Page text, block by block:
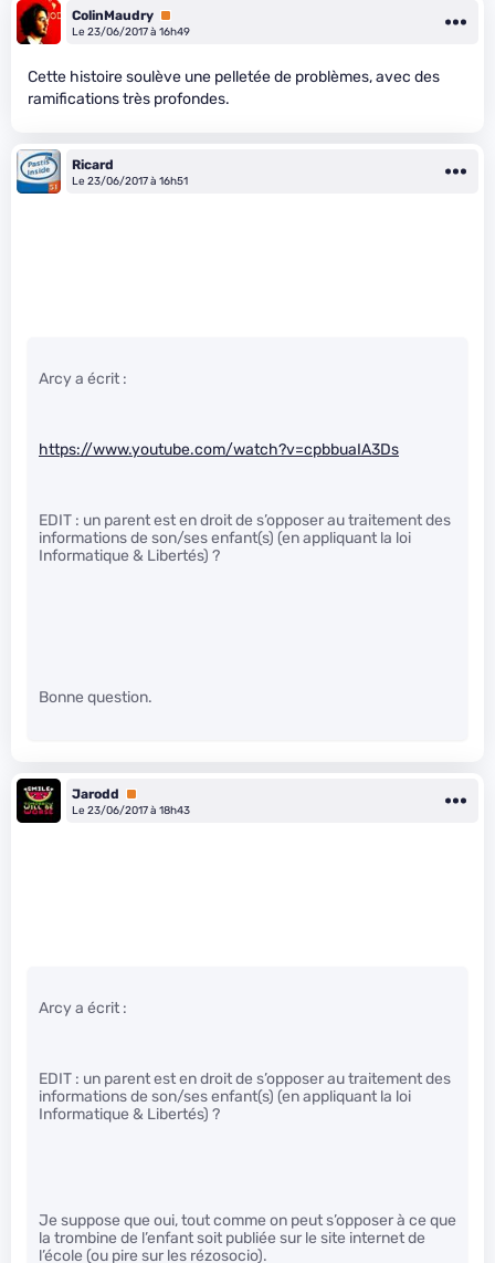
ColinMaudry Premium
Le 23/06/2017 à 16h49
Cette histoire soulève une pelletée de problèmes, avec des
ramifications très profondes.
Ricard
Le 23/06/2017 à 16h51
Arcy a écrit :
https://www.youtube.com/watch?v=cpbbuaIA3Ds
EDIT : un parent est en droit de s’opposer au traitement des
informations de son/ses enfant(s) (en appliquant la loi
Informatique & Libertés) ?
Bonne question.
Jarodd
Premium
Le 23/06/2017 à 18h43
Arcy a écrit :
EDIT : un parent est en droit de s’opposer au traitement des
informations de son/ses enfant(s) (en appliquant la loi
Informatique & Libertés) ?
Je suppose que oui, tout comme on peut s’opposer à ce que
la trombine de l’enfant soit publiée sur le site internet de
l’école (ou pire sur les rézosocio).